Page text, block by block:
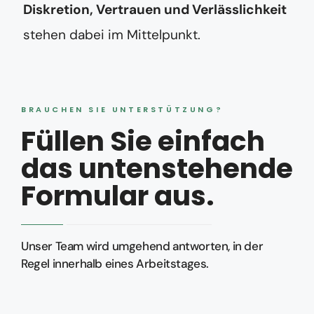
Diskretion, Vertrauen und Verlässlichkeit
stehen dabei im Mittelpunkt.
BRAUCHEN SIE UNTERSTÜTZUNG?
Füllen Sie einfach
das untenstehende
Formular aus.
Unser Team wird umgehend antworten, in der
Regel innerhalb eines Arbeitstages.